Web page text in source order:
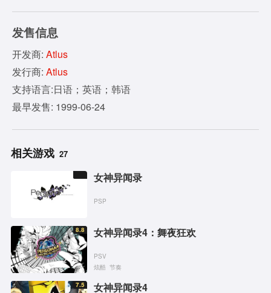
发售信息
开发商: Atlus
发行商: Atlus
支持语言:日语；英语；韩语
最早发售: 1999-06-24
相关游戏 27
女神异闻录
PSP
8.8 女神异闻录4：舞夜狂欢
PSV
炫酷 节奏
7.5 女神异闻录4